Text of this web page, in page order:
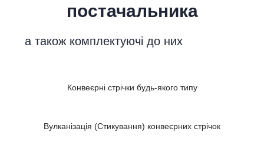
постачальника
а також комплектуючі до них
Конвеєрні стрічки будь-якого типу
Вулканізація (Стикування) конвеєрних стрічок